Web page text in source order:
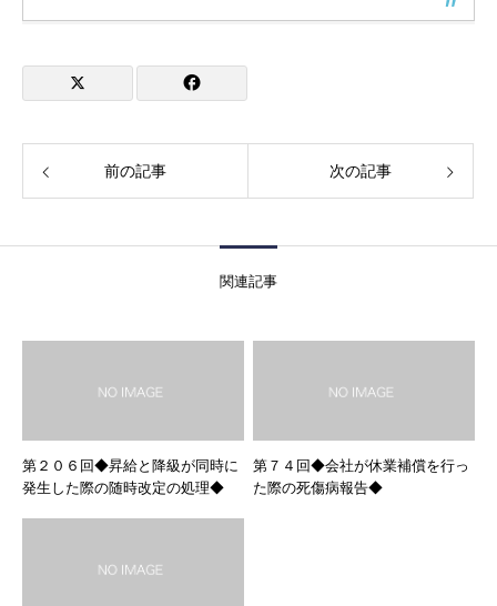
前の記事 次の記事
関連記事
第２０６回◆昇給と降級が同時に
発生した際の随時改定の処理◆
第７４回◆会社が休業補償を行っ
た際の死傷病報告◆